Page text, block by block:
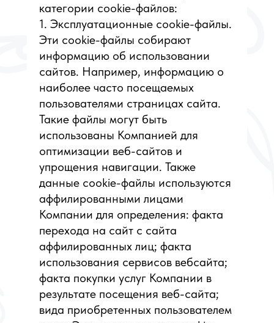
категории cookie-файлов:
1. Эксплуатационные cookie-файлы.
Эти cookie-файлы собирают
информацию об использовании
сайтов. Например, информацию о
наиболее часто посещаемых
пользователями страницах сайта.
Такие файлы могут быть
использованы Компанией для
оптимизации веб-сайтов и
упрощения навигации. Также
данные cookie-файлы используются
аффилированными лицами
Компании для определения: факта
перехода на сайт с сайта
аффилированных лиц; факта
использования сервисов вебсайта;
факта покупки услуг Компании в
результате посещения веб-сайта;
вида приобретенных пользователем